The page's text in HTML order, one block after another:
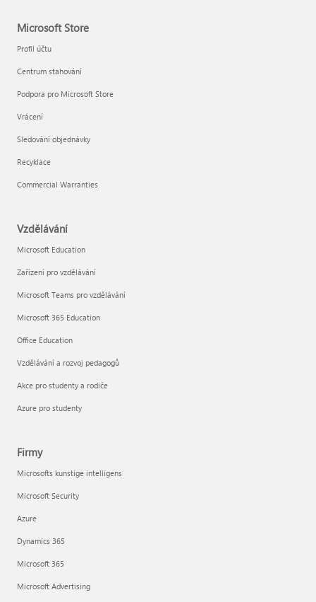
Microsoft Store
Profil účtu
Centrum stahování
Podpora pro Microsoft Store
Vrácení
Sledování objednávky
Recyklace
Commercial Warranties
Vzdělávání
Microsoft Education
Zařízení pro vzdělávání
Microsoft Teams pro vzdělávání
Microsoft 365 Education
Office Education
Vzdělávání a rozvoj pedagogů
Akce pro studenty a rodiče
Azure pro studenty
Firmy
Microsofts kunstige intelligens
Microsoft Security
Azure
Dynamics 365
Microsoft 365
Microsoft Advertising